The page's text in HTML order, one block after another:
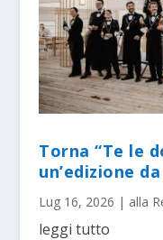
Torna “Te le
un’edizione
Lug 16, 2026 | alla
leggi tutto